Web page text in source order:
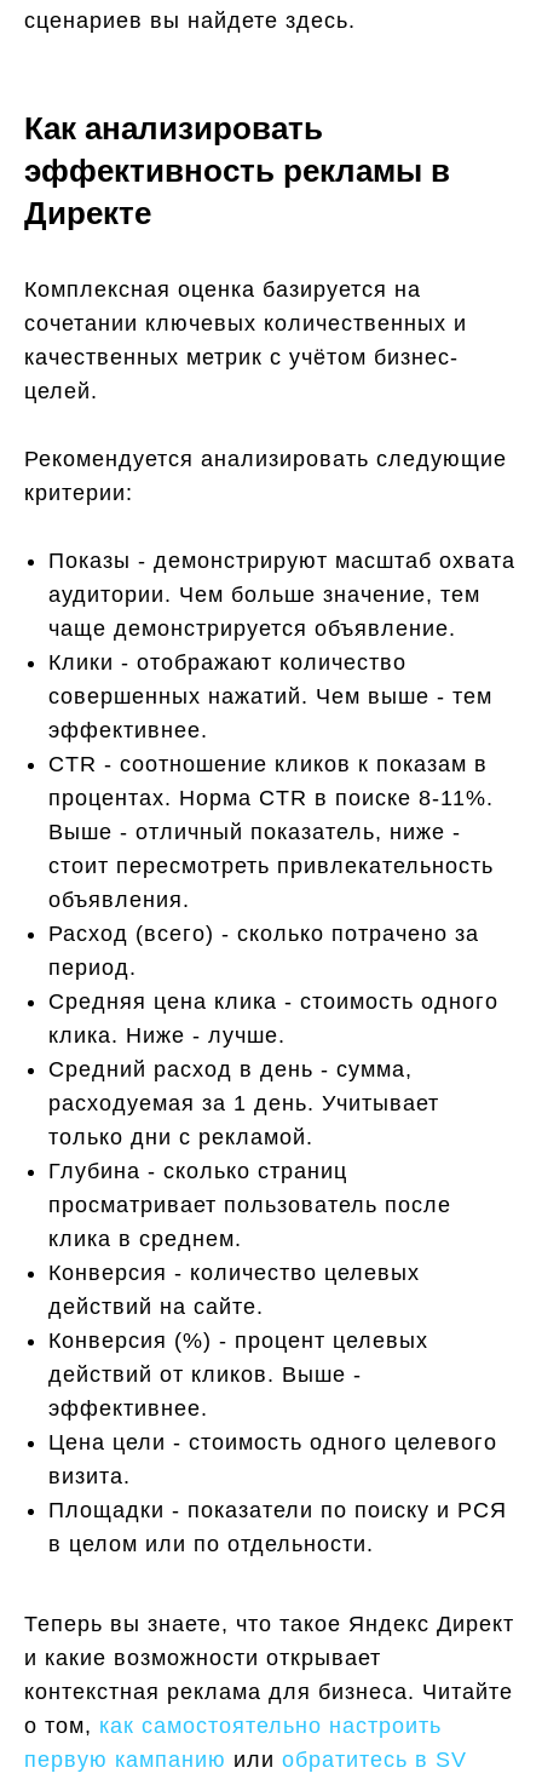
сценариев вы найдете здесь.
Как анализировать
эффективность рекламы в
Директе
Комплексная оценка базируется на
сочетании ключевых количественных и
качественных метрик с учётом бизнес-
целей.
Рекомендуется анализировать следующие
критерии:
Показы - демонстрируют масштаб охвата
аудитории. Чем больше значение, тем
чаще демонстрируется объявление.
Клики - отображают количество
совершенных нажатий. Чем выше - тем
эффективнее.
CTR - соотношение кликов к показам в
процентах. Норма CTR в поиске 8-11%.
Выше - отличный показатель, ниже -
стоит пересмотреть привлекательность
объявления.
Расход (всего) - сколько потрачено за
период.
Средняя цена клика - стоимость одного
клика. Ниже - лучше.
Средний расход в день - сумма,
расходуемая за 1 день. Учитывает
только дни с рекламой.
Глубина - сколько страниц
просматривает пользователь после
клика в среднем.
Конверсия - количество целевых
действий на сайте.
Конверсия (%) - процент целевых
действий от кликов. Выше -
эффективнее.
Цена цели - стоимость одного целевого
визита.
Площадки - показатели по поиску и РСЯ
в целом или по отдельности.
Теперь вы знаете, что такое Яндекс Директ
и какие возможности открывает
контекстная реклама для бизнеса. Читайте
о том, как самостоятельно настроить
первую кампанию или обратитесь в SV